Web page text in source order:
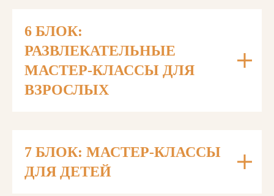
6 БЛОК:
РАЗВЛЕКАТЕЛЬНЫЕ
МАСТЕР-КЛАССЫ ДЛЯ
ВЗРОСЛЫХ
7 БЛОК: МАСТЕР-КЛАССЫ
ДЛЯ ДЕТЕЙ